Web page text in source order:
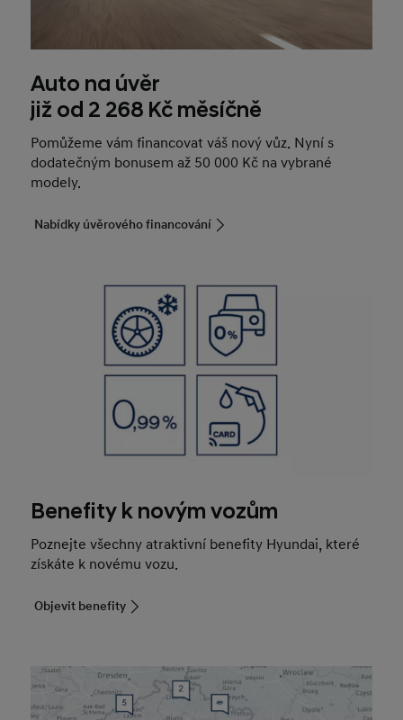
Auto na úvěr
již od 2 268 Kč měsíčně
Pomůžeme vám financovat váš nový vůz. Nyní s
dodatečným bonusem až 50 000 Kč na vybrané
modely.
Nabídky úvěrového financování
Benefity k novým vozům
Poznejte všechny atraktivní benefity Hyundai, které
získáte k novému vozu.
Objevit benefity